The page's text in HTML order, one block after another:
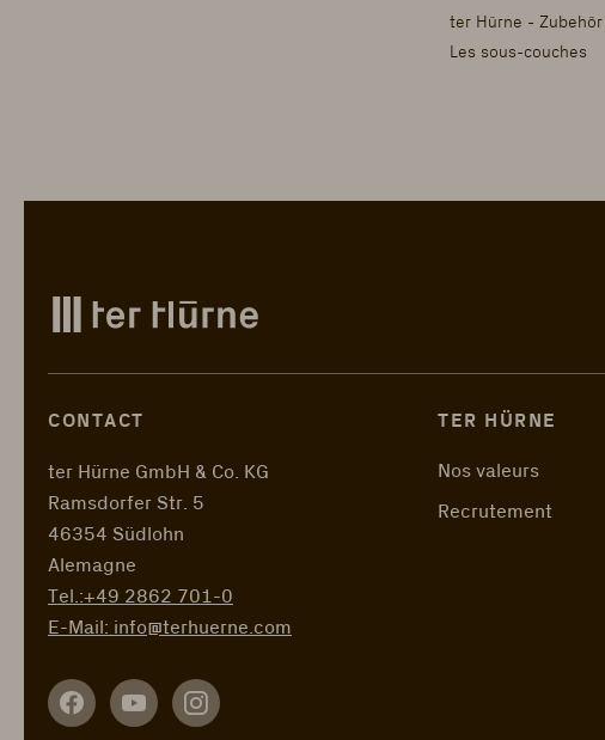
ter Hürne - Zubehör
Les sous-couches
CONTACT
ter Hürne GmbH & Co. KG
Ramsdorfer Str. 5
46354 Südlohn
Alemagne
Tel.:+49 2862 701-0
E-Mail: info@terhuerne.com
TER HÜRNE
Nos valeurs
Recrutement